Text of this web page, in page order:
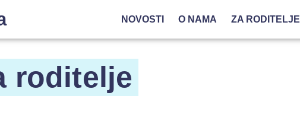
NOVOSTI O NAMA ZA RODITELJE
roditelje